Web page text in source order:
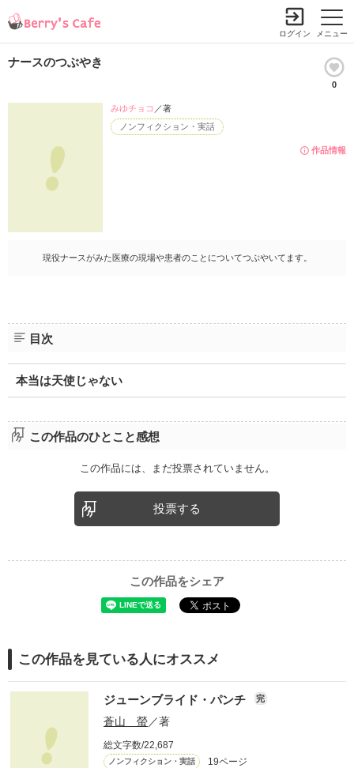
メニュー
ログイン
ナースのつぶやき
0
作品情報
ノンフィクション・実話
みゆチョコ ／著
現役ナースがみた医療の現場や患者のことについてつぶやいてます。
目次
本当は天使じゃない
この作品のひとこと感想
この作品には、まだ投票されていません。
投票する
この作品をシェア
この作品を見ている人にオススメ
ジューンブライド・パンチ 完
蒼山 螢／著
総文字数/22,687
ノンフィクション・実話 19ページ